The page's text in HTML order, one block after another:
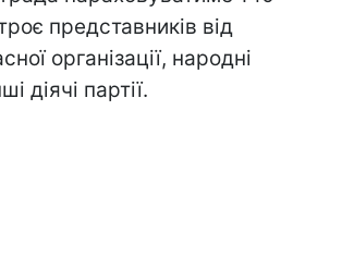
представників від
організації, народні
діячі партії.